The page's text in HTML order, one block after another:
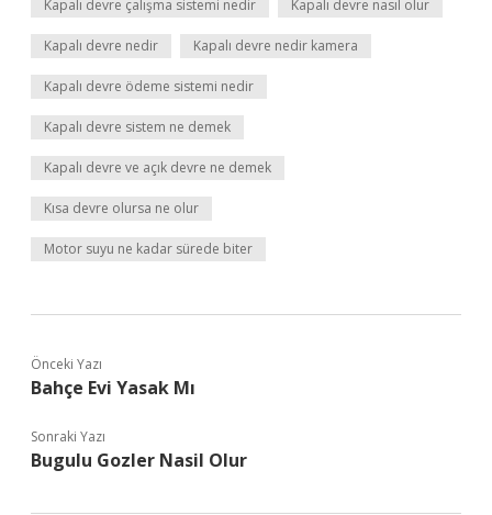
Kapalı devre çalışma sistemi nedir Kapalı devre nasıl olur
Kapalı devre nedir Kapalı devre nedir kamera
Kapalı devre ödeme sistemi nedir
Kapalı devre sistem ne demek
Kapalı devre ve açık devre ne demek
Kısa devre olursa ne olur
Motor suyu ne kadar sürede biter
Önceki Yazı
Bahçe Evi Yasak Mı
Sonraki Yazı
Bugulu Gozler Nasil Olur